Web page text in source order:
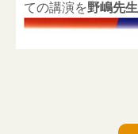
ての講演を野嶋先生